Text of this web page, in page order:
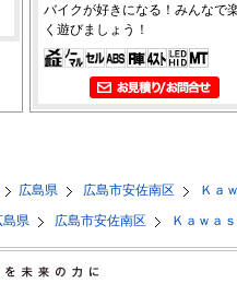
バイクが好きになる！みんなで
く遊びましょう！
広島県 広島市安佐南区
Ｋａ
島県 広島市安佐南区 Ｋａｗａ